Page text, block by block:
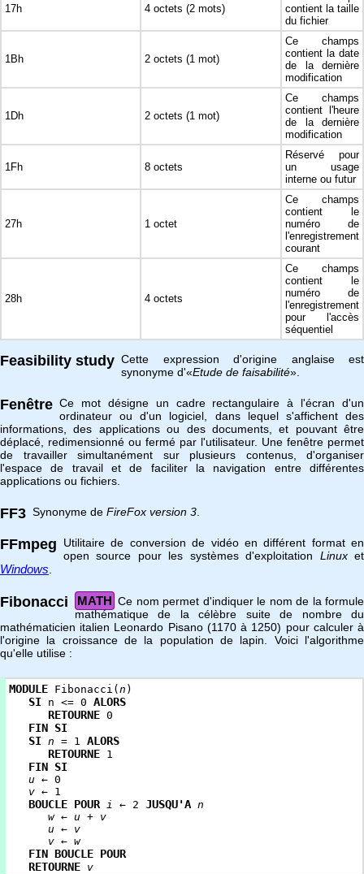
17h 4 octets (2 mots)
contient la taille
du fichier
1Bh 2 octets (1 mot)
Ce champs
contient la date
de la dernière
modification
1Dh 2 octets (1 mot)
Ce champs
contient l'heure
de la dernière
modification
1Fh 8 octets
Réservé pour
un usage
interne ou futur
27h 1 octet
Ce champs
contient le
numéro de
l'enregistrement
courant
28h 4 octets
Ce champs
contient le
numéro de
l'enregistrement
pour l'accès
séquentiel
Feasibility study Cette expression d'origine anglaise est
synonyme d'«Etude de faisabilité».
Fenêtre Ce mot désigne un cadre rectangulaire à l'écran d'un
ordinateur ou d'un logiciel, dans lequel s'affichent des
informations, des applications ou des documents, et pouvant être
déplacé, redimensionné ou fermé par l'utilisateur. Une fenêtre permet
de travailler simultanément sur plusieurs contenus, d'organiser
l'espace de travail et de faciliter la navigation entre différentes
applications ou fichiers.
FF3 Synonyme de FireFox version 3
FFmpeg
Utilitaire de conversion de vidéo en différent format en
open source pour les systèmes d'exploitation Linuxet
Windows
Fibonacci MATH Ce nom permet d'indiquer le nom de la formule
mathématique de la célèbre suite de nombre du
mathématicien italien Leonardo Pisano (1170 à 1250) pour calculer à
l'origine la croissance de la population de lapin. Voici l'algorithme
qu'elle utilise :
MODULE Fibonacci( n )
SI n <= 0 ALORS
RETOURNE 0
FIN SI
SI n = 1 ALORS
RETOURNE 1
FIN SI
u ← 0
v ← 1
BOUCLE POUR i ← 2 JUSQU'A n
w← u + v
u ← v
v ← w
FIN BOUCLE POUR
RETOURNE v